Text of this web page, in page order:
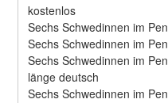
kostenlos
Sechs Schwedinnen im
Sechs Schwedinnen im
Sechs Schwedinnen im
länge deutsch
Sechs Schwedinnen im